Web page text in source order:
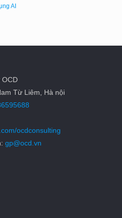
AI
OCD
Từ Liêm, Hà nội
ocdconsulting
gp@ocd.vn